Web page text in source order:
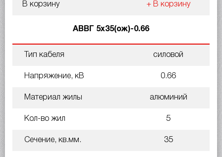
В корзину + В корзину
АВВГ 5х35(ож)-0.66
Тип кабеля силовой
Напряжение, кВ 0.66
Материал жилы алюминий
Кол-во жил 5
Сечение, кв.мм. 35